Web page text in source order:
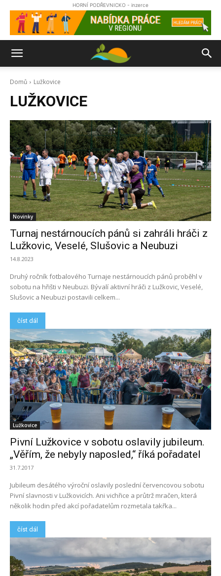
HORNÍ PODŘEVNICKO - inzerce
Domů Lužkovice
LUŽKOVICE
Novinky
Turnaj nestárnoucích pánů si zahráli hráči z
Lužkovic, Veselé, Slušovic a Neubuzi
14.8.2023
Druhý ročník fotbalového Turnaje nestárnoucích pánů proběhl v
sobotu na hřišti v Neubuzi. Bývalí aktivní hráči z Lužkovic, Veselé,
Slušovic a Neubuzi postavili celkem...
číst dál
Lužkovice
Pivní Lužkovice v sobotu oslavily jubileum.
„Věřím, že nebyly naposled,“ říká pořadatel
31.7.2017
Jubileum desátého výroční oslavily poslední červencovou sobotu
Pivní slavnosti v Lužkovicích. Ani vichřice a průtrž mračen, která
několik hodin před akcí pořadatelům rozmetala takřka...
číst dál